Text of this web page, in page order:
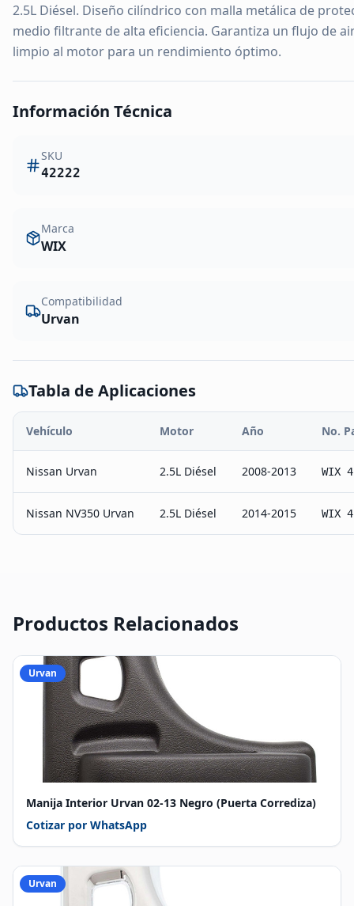
2.5L Diésel. Diseño cilíndrico con malla metálica de
medio filtrante de alta eficiencia. Garantiza un flujo de
limpio al motor para un rendimiento óptimo.
Información Técnica
SKU
42222
Marca
WIX
Compatibilidad
Urvan
Tabla de Aplicaciones
Vehículo Motor Año No.
Nissan Urvan 2.5L Diésel 2008-2013 WIX
Nissan NV350 Urvan 2.5L Diésel 2014-2015 WIX
Productos Relacionados
Urvan
Manija Interior Urvan 02-13 Negro (Puerta Corrediza)
Cotizar por WhatsApp
Urvan